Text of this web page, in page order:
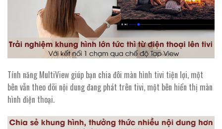
Tính năng MultiView giúp bạn chia đôi màn hình tivi tiện lợi, một
bên vẫn theo dõi nội dung đang phát trên tivi, một bên hiển thị màn
hình điện thoại.